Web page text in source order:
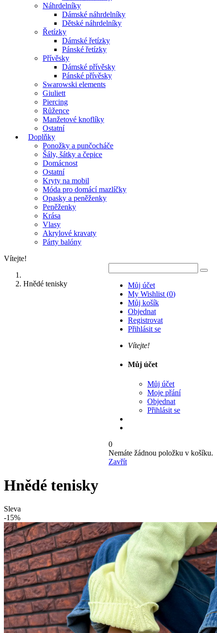
Náhrdelníky
Dámské náhrdelníky
Dětské náhrdelníky
Řetízky
Dámské řetízky
Pánské řetízky
Přívěsky
Dámské přívěsky
Pánské přívěsky
Swarowski elements
Giuliett
Piercing
Růžence
Manžetové knoflíky
Ostatní
Doplňky
Ponožky a punčocháče
Šály, šátky a čepice
Domácnost
Ostatní
Kryty na mobil
Móda pro domácí mazlíčky
Opasky a peněženky
Peněženky
Krása
Vlasy
Akrylové kravaty
Párty balóny
Vítejte!
Můj účet
My Wishlist (0)
Můj košík
Objednat
Registrovat
Přihlásit se
Vítejte!
Můj účet
Můj účet
Moje přání
Objednat
Přihlásit se
0
Nemáte žádnou položku v košíku.
Zavřít
Hnědé tenisky
Hnědé tenisky
Sleva
-15%